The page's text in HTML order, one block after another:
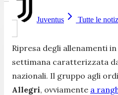
Juventus Tutte le
Ripresa degli allenamenti in
settimana caratterizzata
nazionali. Il gruppo agli
Allegri, ovviamente a